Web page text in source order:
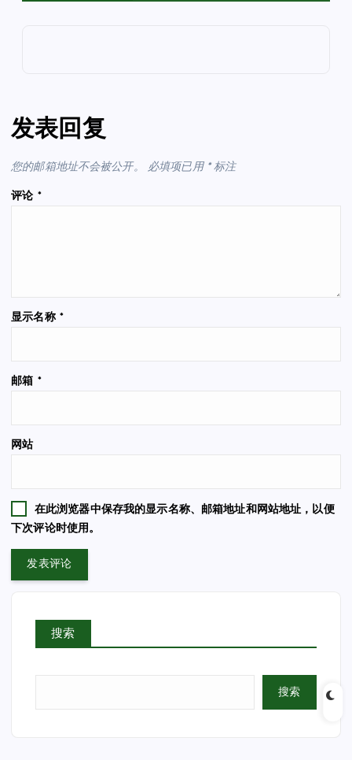
发表回复
您的邮箱地址不会被公开。 必填项已用 *标注
评论 *
显示名称 *
邮箱 *
网站
在此浏览器中保存我的显示名称、邮箱地址和网站地址，以便
下次评论时使用。
搜索
搜索